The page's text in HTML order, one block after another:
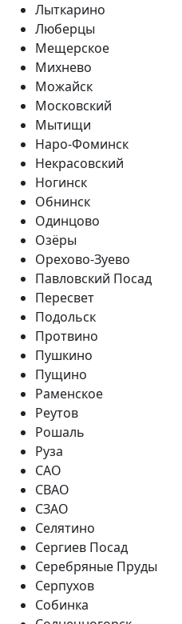
Лыткарино
Люберцы
Мещерское
Михнево
Можайск
Московский
Мытищи
Наро-Фоминск
Некрасовский
Ногинск
Обнинск
Одинцово
Озёры
Орехово-Зуево
Павловский Посад
Пересвет
Подольск
Протвино
Пушкино
Пущино
Раменское
Реутов
Рошаль
Руза
САО
СВАО
СЗАО
Селятино
Сергиев Посад
Серебряные Пруды
Серпухов
Собинка